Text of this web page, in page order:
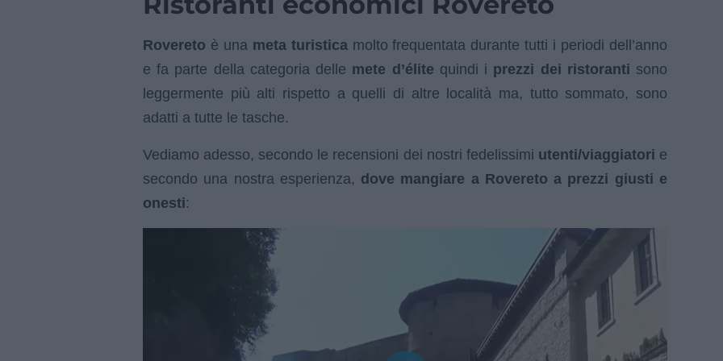
Rovereto è una meta turisticamolto frequentata durante tutti i periodi dell’anno
e fa parte della categoria delle mete d’élite quindi i prezzi dei ristoranti sono
leggermente più alti rispetto a quelli di altre località ma, tutto sommato, sono
adatti a tutte le tasche.
Vediamo adesso, secondo le recensioni dei nostri fedelissimi utenti/viaggiatori e
secondo una nostra esperienza, dove mangiare a Rovereto a prezzi giusti e
onesti: